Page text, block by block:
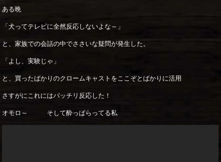
ある晩
「犬ってテレビに全然反応しないよな～」
と、家族での会話の中でささいな疑問が発生した。
「よし、実験じゃ」
と、買ったばかりのクロームキャストをここぞとばかりに活用
さすがにこれにはバッチリ反応した！
オモロ～ そして酔っぱらってる私